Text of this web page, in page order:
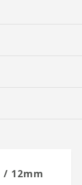
/ 12mm